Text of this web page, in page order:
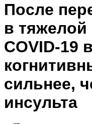
После
в
COVID‑19
сильнее,
инсульта